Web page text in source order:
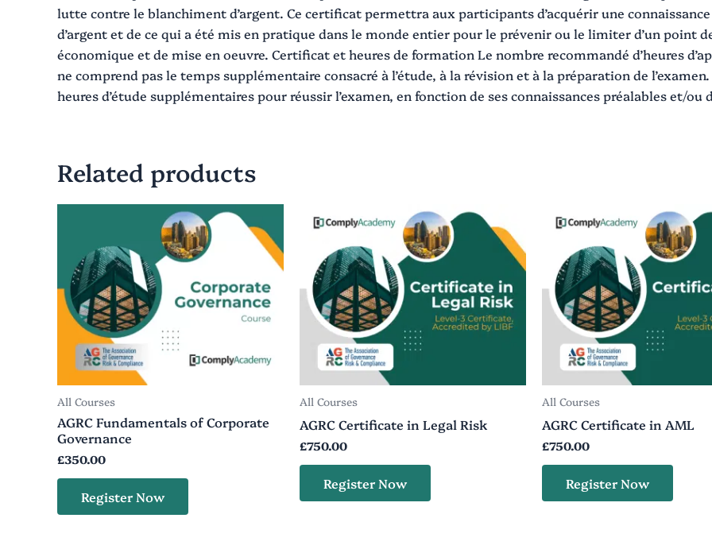
lutte contre le blanchiment d’argent. Ce certificat permettra aux participants d’acquérir une
d’argent et de ce qui a été mis en pratique dans le monde entier pour le prévenir ou le limiter d’un point
économique et de mise en oeuvre. Certificat et heures de formation Le nombre recommandé d’heures
ne comprend pas le temps supplémentaire consacré à l’étude, à la révision et à la préparation de
heures d’étude supplémentaires pour réussir l’examen, en fonction de ses connaissances préalables et/ou
Related products
All Courses
AGRC Fundamentals of Corporate
Governance
£350.00
Register Now
All Courses
AGRC Certificate in Legal Risk
£750.00
Register Now
All Courses
AGRC Certificate in AML
£750.00
Register Now